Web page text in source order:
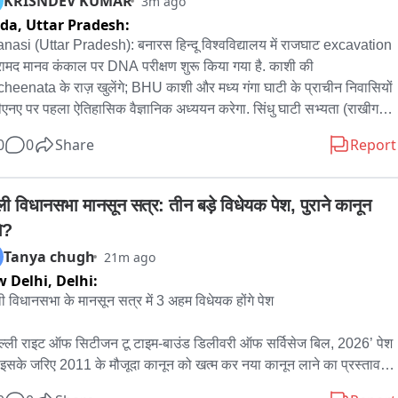
के चेहरे के खिले फसलों को मिलेगा फायदा धान एवं सब्जी की फसलों को थी
की जरूरत फसलों के लिए बारिश बनेगी अमृत
विभाग का अलर्ट 24 घंटो में हो सकती है तेज बारिश
Uttar Pradesh:
(Uttar Pradesh): बनारस हिन्दू विश्वविद्यालय में राजघाट excavation
मानव कंकाल पर DNA परीक्षण शुरू किया गया है. काशी की
के राज़ खुलेंगे; BHU काशी और मध्य गंगा घाटी के प्राचीन निवासियों
पर पहला ऐतिहासिक वैज्ञानिक अध्ययन करेगा. सिंधु घाटी सभ्यता (राखीगढ़ी)
जाएगा. राजघाट क्षेत्र से बरामद यह मानव कंकाल AIHC-पुरातत्व विभाग के
पुरातत्व विभाग और प्राणीशास्त्र विभाग (ज्ञान प्रयोगशाला) के संयुक्त
में तीन प्रमुख वैज्ञानिक विश्लेषण होंगे: A. Ancient DNA टेस्ट:
वंशावली और वंश परंपरा; B. Isotope टेस्ट: आहार और भौगोलिक
C. Radiocarbon Dating: आयु और स्वास्थ्य स्थिती का आकलन.
संग्रह के दौरान प्रो. सुजाता गौतम, डॉ. सचिन तिवारी और डॉ. जोस टॉम राफेल
के मार्गदर्शन में अध्ययन किया जा रहा है.
0 Share Report
विधानसभा मानसून सत्र: तीन बड़े विधेयक पेश, पुराने कानून
Tanya chugh 21m ago
Delhi, Delhi:
विधानसभा के मानसून सत्र में 3 अहम विधेयक होंगे पेश
राइट ऑफ सिटीजन टू टाइम-बाउंड डिलीवरी ऑफ सर्विसेज बिल, 2026’ पेश
इसके जरिए 2011 के मौजूदा कानून को खत्म कर नया कानून लाने का प्रस्ताव。